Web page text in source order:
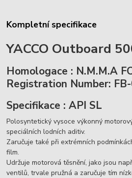
Kompletní specifikace
YACCO Outboard
Homologace : N.M.M.A
Registration Number:
Specifikace : API SL
Polosyntetický vysoce výkonný
speciálních lodních aditiv.
Zaručuje také při extrémních
film.
Udržuje motorová těsnění, jako jsou
ventilů, trvale pružná a zaručuje tím